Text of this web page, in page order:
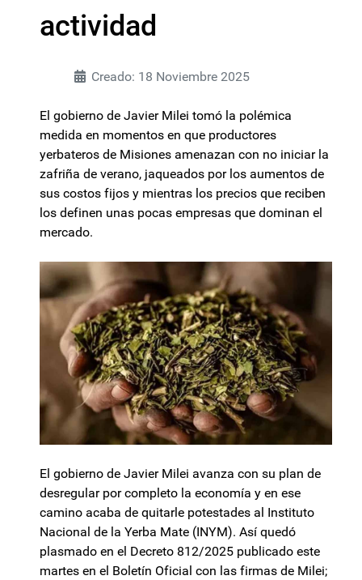
actividad
Creado: 18 Noviembre 2025
El gobierno de Javier Milei tomó la polémica
medida en momentos en que productores
yerbateros de Misiones amenazan con no iniciar la
zafriña de verano, jaqueados por los aumentos de
sus costos fijos y mientras los precios que reciben
los definen unas pocas empresas que dominan el
mercado.
El gobierno de Javier Milei avanza con su plan de
desregular por completo la economía y en ese
camino acaba de quitarle potestades al Instituto
Nacional de la Yerba Mate (INYM). Así quedó
plasmado en el Decreto 812/2025 publicado este
martes en el Boletín Oficial con las firmas de Milei;